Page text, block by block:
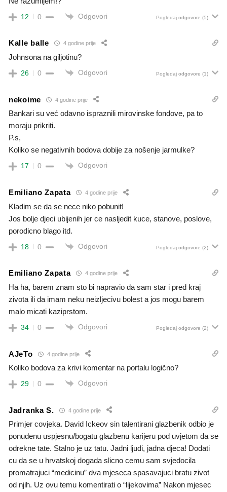
12 0 Odgovori Pogledaj odgovore (5)
Kalle balle 4 godine prije
Johnsona na giljotinu?
26 0 Odgovori Pogledaj odgovore (1)
nekoime 4 godine prije
Bankari su već odavno ispraznili mirovinske fondove, pa to
moraju prikriti.
P.s,
Koliko se negativnih bodova dobije za nošenje jarmulke?
17 0 Odgovori
Emiliano Zapata 4 godine prije
Kladim se da se nece niko pobunit!
Jos bolje djeci ubijenih jer ce nasljedit kuce, stanove, poslove,
porodicno blago itd.
18 0 Odgovori Pogledaj odgovore (2)
Emiliano Zapata 4 godine prije
Ha ha, barem znam sto bi napravio da sam star i pred kraj
zivota ili da imam neku neizljecivu bolest a jos mogu barem
malo micati kaziprstom.
34 0 Odgovori Pogledaj odgovore (2)
AJeTo 4 godine prije
Koliko bodova za krivi komentar na portalu logično?
29 0 Odgovori
Jadranka S. 4 godine prije
Primjer covjeka. David Ickeov sin talentirani glazbenik odbio je
ponudenu uspjesnu/bogatu glazbenu karijeru pod uvjetom da se
odrekne tate. Stalno je uz tatu. Jadni ljudi, jadna djeca! Dodati
cu da se u hrvatskoj dogada slicno cemu sam svjedocila
promatrajuci “medicinu” dva mjeseca spasavajuci bratu zivot
od njih. Uz ovu temu komentirati o “lijekovima” Nakon mjesec